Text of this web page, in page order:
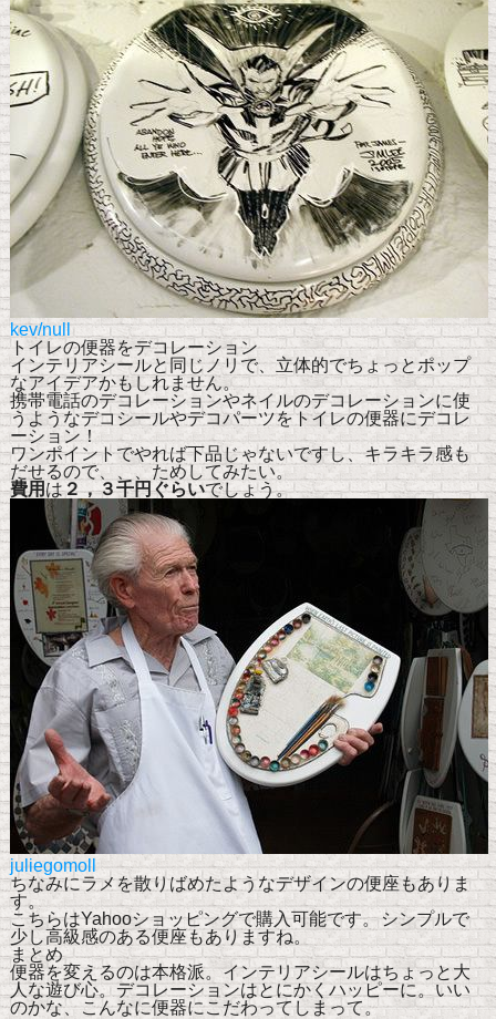
kev/null
トイレの便器をデコレーション
インテリアシールと同じノリで、立体的でちょっとポップ
なアイデアかもしれません。
携帯電話のデコレーションやネイルのデコレーションに使
うようなデコシールやデコパーツをトイレの便器にデコレ
ーション！
ワンポイントでやれば下品じゃないですし、キラキラ感も
だせるので、、、ためしてみたい。
費用は２，３千円ぐらいでしょう。
juliegomoll
ちなみにラメを散りばめたようなデザインの便座もありま
す。
こちらはYahooショッピングで購入可能です。シンプルで
少し高級感のある便座もありますね。
まとめ
便器を変えるのは本格派。インテリアシールはちょっと大
人な遊び心。デコレーションはとにかくハッピーに。いい
のかな、こんなに便器にこだわってしまって。